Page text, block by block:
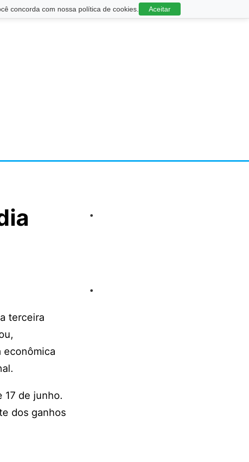
concorda com nossa política de cookies. Aceitar
terceira
econômica
17 de junho.
dos ganhos